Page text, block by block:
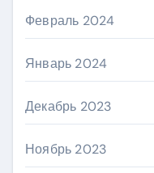
Февраль 2024
Январь 2024
Декабрь 2023
Ноябрь 2023